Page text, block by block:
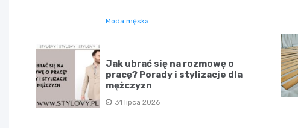
Moda męska
Jak ubrać się na rozmowę o
pracę? Porady i stylizacje dla
mężczyzn
31 lipca 2026